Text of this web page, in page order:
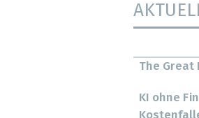
The Great
KI ohne